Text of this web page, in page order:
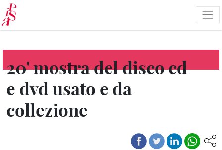
Skip
to
main
content
20' mostra del disco cd
e dvd usato e da
collezione